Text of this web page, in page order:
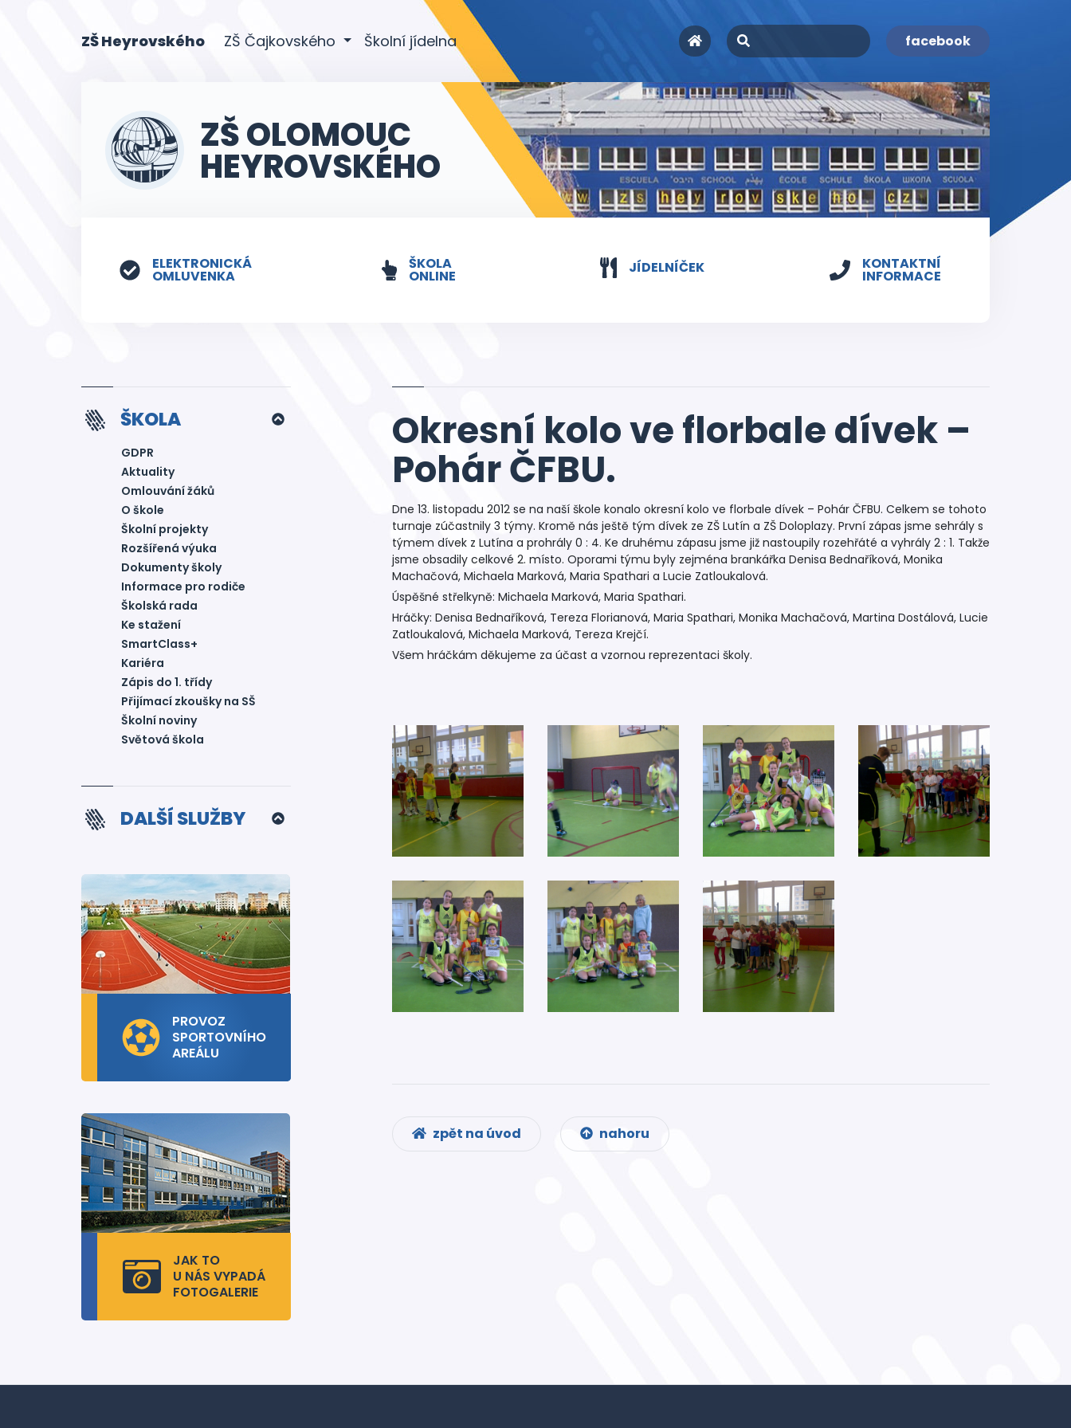
ZŠ Heyrovského(current)
ZŠ Čajkovského Školní jídelna facebook
ZŠ OLOMOUC
HEYROVSKÉHO
ELEKTRONICKÁ
OMLUVENKA
ŠKOLA
ONLINE JÍDELNÍČEK KONTAKTNÍ
INFORMACE
ŠKOLA
GDPR
Aktuality
Omlouvání žáků
O škole
Školní projekty
Rozšířená výuka
Dokumenty školy
Informace pro rodiče
Školská rada
Ke stažení
SmartClass+
Kariéra
Zápis do 1. třídy
Přijímací zkoušky na SŠ
Školní noviny
Světová škola
DALŠÍ SLUŽBY
PROVOZ
SPORTOVNÍHO
AREÁLU
JAK TO
U NÁS VYPADÁ
FOTOGALERIE
Okresní kolo ve florbale dívek –
Pohár ČFBU.
Dne 13. listopadu 2012 se na naší škole konalo okresní kolo ve florbale dívek – Pohár ČFBU. Celkem se tohoto
turnaje zúčastnily 3 týmy. Kromě nás ještě tým dívek ze ZŠ Lutín a ZŠ Doloplazy. První zápas jsme sehrály s
týmem dívek z Lutína a prohrály 0 : 4. Ke druhému zápasu jsme již nastoupily rozehřáté a vyhrály 2 : 1. Takže
jsme obsadily celkové 2. místo. Oporami týmu byly zejména brankářka Denisa Bednaříková, Monika
Machačová, Michaela Marková, Maria Spathari a Lucie Zatloukalová.
Úspěšné střelkyně: Michaela Marková, Maria Spathari.
Hráčky: Denisa Bednaříková, Tereza Florianová, Maria Spathari, Monika Machačová, Martina Dostálová, Lucie
Zatloukalová, Michaela Marková, Tereza Krejčí.
Všem hráčkám děkujeme za účast a vzornou reprezentaci školy.
zpět na úvod nahoru